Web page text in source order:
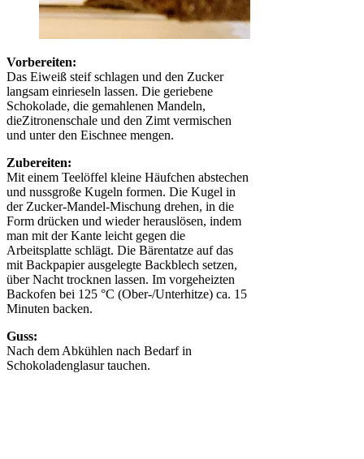
Vorbereiten:
Das Eiweiß steif schlagen und den Zucker
langsam einrieseln lassen. Die geriebene
Schokolade, die gemahlenen Mandeln,
dieZitronenschale und den Zimt vermischen
und unter den Eischnee mengen.
Zubereiten:
Mit einem Teelöffel kleine Häufchen abstechen
und nussgroße Kugeln formen. Die Kugel in
der Zucker-Mandel-Mischung drehen, in die
Form drücken und wieder herauslösen, indem
man mit der Kante leicht gegen die
Arbeitsplatte schlägt. Die Bärentatze auf das
mit Backpapier ausgelegte Backblech setzen,
über Nacht trocknen lassen. Im vorgeheizten
Backofen bei 125 °C (Ober-/Unterhitze) ca. 15
Minuten backen.
Guss:
Nach dem Abkühlen nach Bedarf in
Schokoladenglasur tauchen.